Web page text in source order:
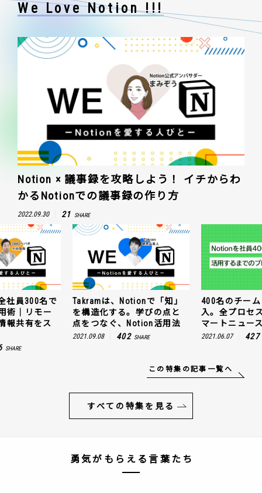
We Love Notion !!!
Notion × 議事録を攻略しよう！ イチからわ
かるNotionでの議事録の作り方
2022.09.30 21 SHARE
社員300名で
術｜リモー
報共有をス
SHARE
Takramは、Notionで「知」
を構造化する。学びの点と
点をつなぐ、Notion活用法
2021.09.08 402 SHARE
400名のチー
入。全プロセ
マートニュー
2021.06.07 427
この特集の記事一覧へ
すべての特集を見る
勇気がもらえる言葉たち